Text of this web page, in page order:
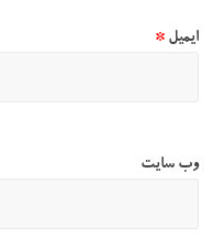
ایمیل*
وب‌ سایت